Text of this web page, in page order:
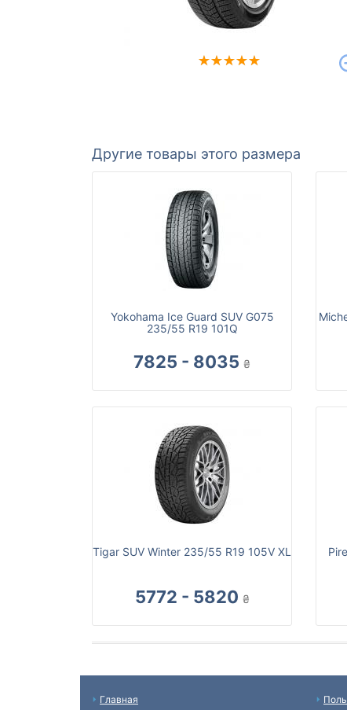
Другие товары этого размера
Yokohama Ice Guard SUV G075
235/55 R19 101Q
7825 - 8035 ₴
Tigar SUV Winter 235/55 R19 105V XL
5772 - 5820 ₴
Главная